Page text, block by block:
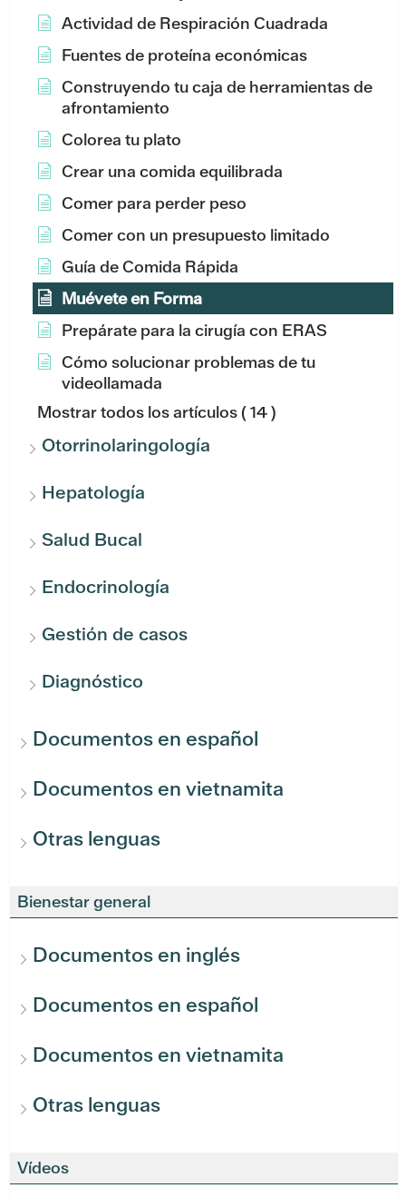
Actividad de Respiración Cuadrada
Fuentes de proteína económicas
Construyendo tu caja de herramientas de
afrontamiento
Colorea tu plato
Crear una comida equilibrada
Comer para perder peso
Comer con un presupuesto limitado
Guía de Comida Rápida
Muévete en Forma
Prepárate para la cirugía con ERAS
Cómo solucionar problemas de tu
videollamada
Mostrar todos los artículos( 14 )
Otorrinolaringología
Hepatología
Salud Bucal
Endocrinología
Gestión de casos
Diagnóstico
Documentos en español
Documentos en vietnamita
Otras lenguas
Bienestar general
Documentos en inglés
Documentos en español
Documentos en vietnamita
Otras lenguas
Vídeos